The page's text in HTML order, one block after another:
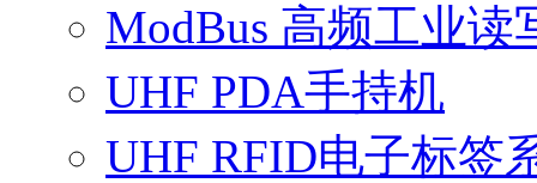
ModBus 高频工业读
UHF PDA手持机
UHF RFID电子标签